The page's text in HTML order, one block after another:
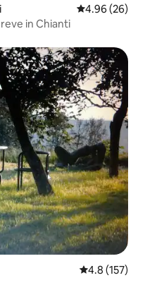
Calificación
4.96 (26)
in Chianti
Calificación
4.8 (157)